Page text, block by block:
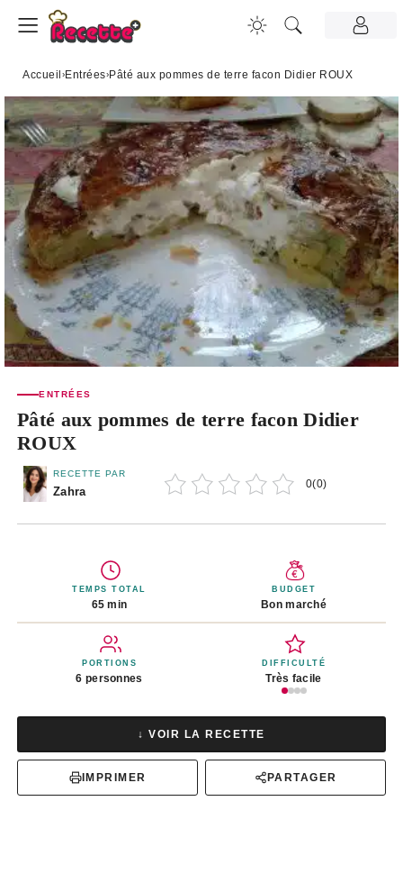
Accueil ›Entrées›Pâté aux pommes de terre facon Didier ROUX
ENTRÉES
Pâté aux pommes de terre facon Didier
ROUX
RECETTE PAR
Zahra
0(0)
TEMPS TOTAL
65 min
BUDGET
Bon marché
PORTIONS
6 personnes
DIFFICULTÉ
Très facile
↓ VOIR LA RECETTE
IMPRIMER PARTAGER